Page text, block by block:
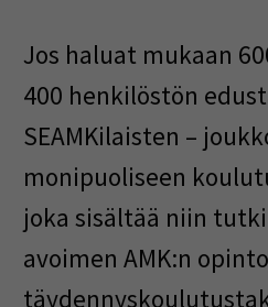
Jos haluat mukaan
400 henkilöstön
SEAMKilaisten –
monipuoliseen
joka sisältää niin
avoimen AMK:n